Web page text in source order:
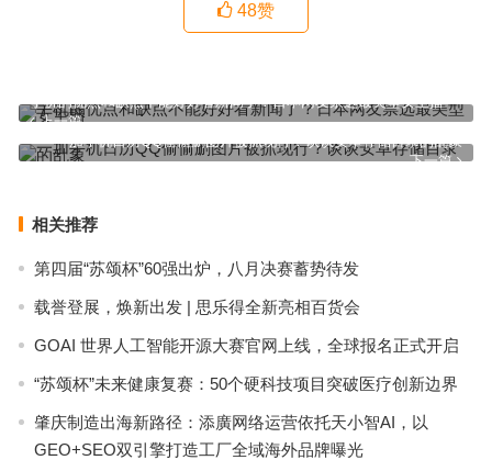
48赞
上一篇
手机的优点和缺点不能好好看新闻了？日本网友票选最美型女主播
下一篇
一加手机日历QQ偷偷删图片被抓现行？谈谈安卓存储目录的乱象
相关推荐
第四届“苏颂杯”60强出炉，八月决赛蓄势待发
载誉登展，焕新出发 | 思乐得全新亮相百货会
GOAI 世界人工智能开源大赛官网上线，全球报名正式开启
“苏颂杯”未来健康复赛：50个硬科技项目突破医疗创新边界
肇庆制造出海新路径：添廣网络运营依托天小智AI，以
GEO+SEO双引擎打造工厂全域海外品牌曝光